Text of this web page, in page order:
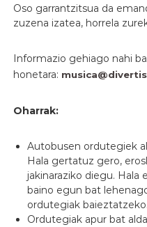
Oso garrantzitsua da
zuzena izatea, horrela
Informazio gehiago nahi
honetara:
Oharrak:
Autobusen ordutegiek
Hala gertatuz gero,
jakinaraziko diegu.
baino egun bat
ordutegiak baieztatzeko.
Ordutegiak apur bat